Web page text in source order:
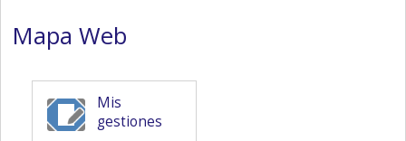
Mapa Web
Mis
gestiones